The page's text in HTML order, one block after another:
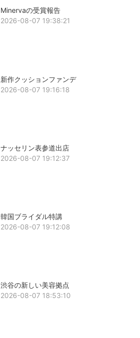
Minervaの受賞報告
2026-08-07 19:38:21
新作クッションファンデ
2026-08-07 19:16:18
ナッセリン表参道出店
2026-08-07 19:12:37
韓国ブライダル特講
2026-08-07 19:12:08
渋谷の新しい美容拠点
2026-08-07 18:53:10